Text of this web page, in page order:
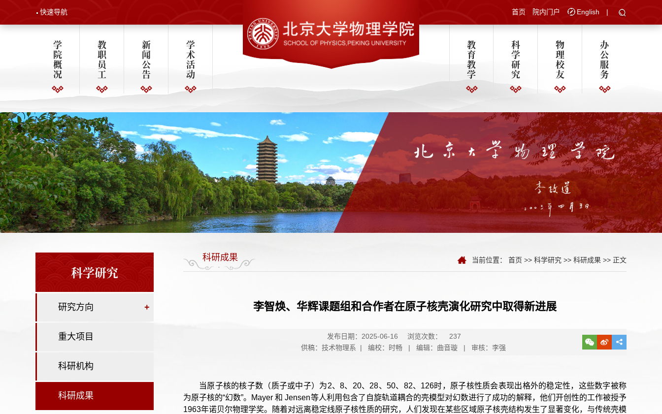
快速导航 首页 院内门户 English |
学
院
概
况
教
职
员
工
新
闻
公
告
学
术
活
动
教
育
教
学
科
学
研
究
物
理
校
友
办
公
服
务
科学研究
研究方向 +
重大项目
科研机构
科研成果
科研成果 当前位置： 首页 >> 科学研究 >> 科研成果 >> 正文
李智焕、华辉课题组和合作者在原子核壳演化研究中取得新进展
发布日期：2025-06-16 浏览次数：
237
供稿：技术物理系 | 编校：时畅 | 编辑：曲音璇 | 审核：李强
当原子核的核子数（质子或中子）为2、8、20、28、50、82、126时，原子核性质会表现出格外的稳定性，这些数字被称
为原子核的“幻数”。Mayer 和 Jensen等人利用包含了自旋轨道耦合的壳模型对幻数进行了成功的解释，他们开创性的工作被授予
1963年诺贝尔物理学奖。随着对远离稳定线原子核性质的研究，人们发现在某些区域原子核壳结构发生了显著变化，与传统壳模